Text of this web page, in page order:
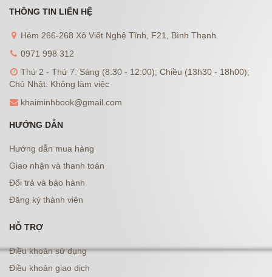
THÔNG TIN LIÊN HỆ
Hẻm 266-268 Xô Viết Nghệ Tĩnh, F21, Bình Thạnh.
0971 998 312
Thứ 2 - Thứ 7: Sáng (8:30 - 12:00); Chiều (13h30 - 18h00);
Chủ Nhật: Không làm việc
khaiminhbook@gmail.com
HƯỚNG DẪN
Hướng dẫn mua hàng
Giao nhận và thanh toán
Đổi trả và bảo hành
Đăng ký thành viên
HỖ TRỢ
Điều khoản sử dụng
Điều khoản giao dịch